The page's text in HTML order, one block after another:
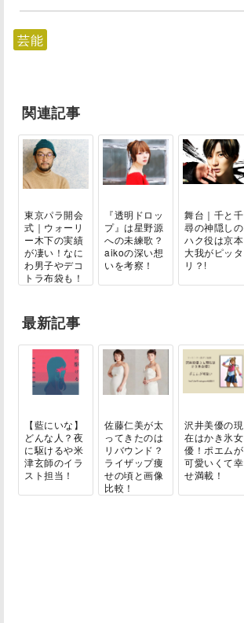
芸能
関連記事
東京パラ開会
式｜ウォーリ
ー木下の実績
が凄い！なに
わ男子やデコ
トラ布袋も！
『透明ドロッ
プ』は星野源
への未練歌？
aikoの深い想
いを考察！
舞台｜千と千
尋の神隠しの
ハク役は京本
大我がピッタ
リ？!
最新記事
【藍にいな】
どんな人？夜
に駆けるや米
津玄師のイラ
スト担当！
佐藤仁美が太
ってきたのは
リバウンド？
ライザップ痩
せの頃と画像
比較！
沢井美優の現
在はかき氷女
優！ポエムが
可愛いくて幸
せ満載！